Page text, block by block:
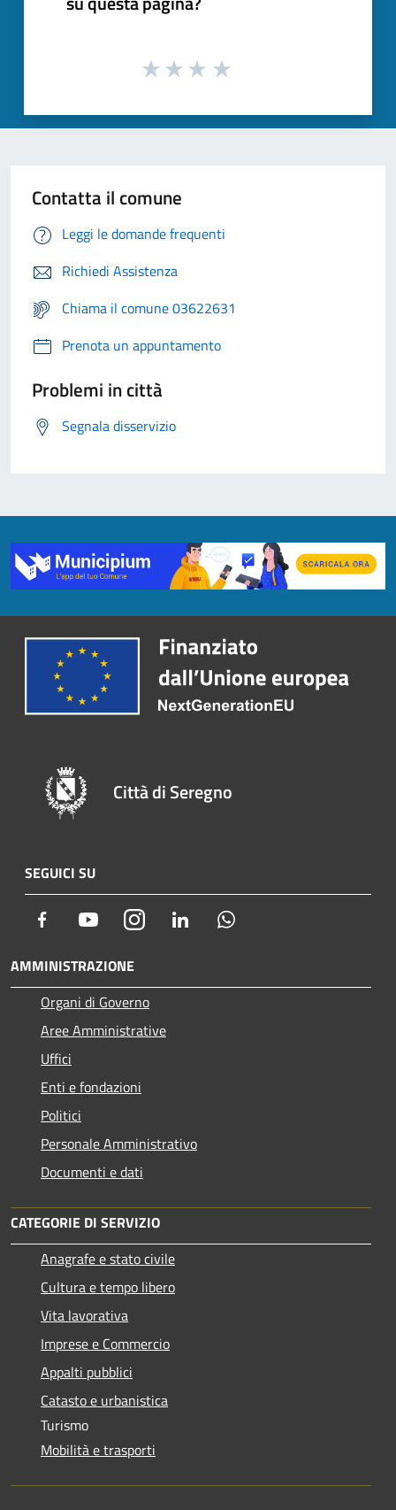
Contatta il comune
Leggi le domande frequenti
Richiedi Assistenza
Chiama il comune 03622631
Prenota un appuntamento
Problemi in città
Segnala disservizio
Città di Seregno
SEGUICI SU
Facebook YoutubeInstagram LinkedIn
AMMINISTRAZIONE
Organi di Governo
Aree Amministrative
Uffici
Enti e fondazioni
Politici
Personale Amministrativo
Documenti e dati
CATEGORIE DI SERVIZIO
Anagrafe e stato civile
Cultura e tempo libero
Vita lavorativa
Imprese e Commercio
Appalti pubblici
Catasto e urbanistica
Turismo
Mobilità e trasporti